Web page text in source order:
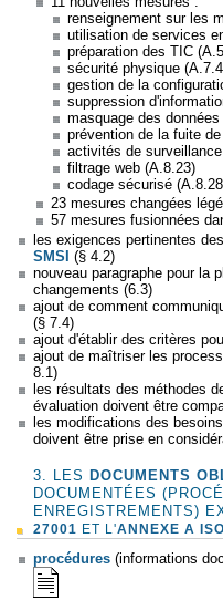
renseignement sur les
utilisation de services
préparation des TIC
sécurité physique
gestion de la
suppression
masquage des données
prévention de la fuite
activités de
filtrage web (A.8.23)
codage sécurisé
23 mesures changées
57 mesures fusionnées
les exigences pertinentes
SMSI (§ 4.2)
nouveau paragraphe pour la
changements (6.3)
ajout de comment
(§ 7.4)
ajout d'établir des critères
ajout de maîtriser les
8.1)
les résultats des méthodes
évaluation doivent être
les modifications des
doivent être prise en
3. LES DOCUMENTS
DOCUMENTÉES
ENREGISTREMENTS)
27001
ET L'ANNEXE A
procédures (informations